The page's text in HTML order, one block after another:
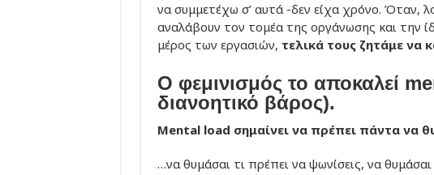
να συμμετέχω σ’ αυτά -δεν είχα χρόνο. Όταν,
αναλάβουν τον τομέα της οργάνωσης και την
μέρος των εργασιών, τελικά τους ζητάμε να
Ο φεμινισμός το αποκαλεί
διανοητικό βάρος).
Mental load σημαίνει να πρέπει πάντα να
…να θυμάσαι τι πρέπει να ψωνίσεις, να